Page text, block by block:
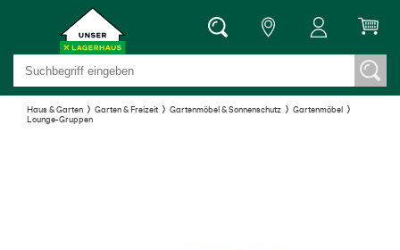
Haus & Garten Garten & Freizeit Gartenmöbel & Sonnenschutz
Gartenmöbel
Lounge-Gruppen